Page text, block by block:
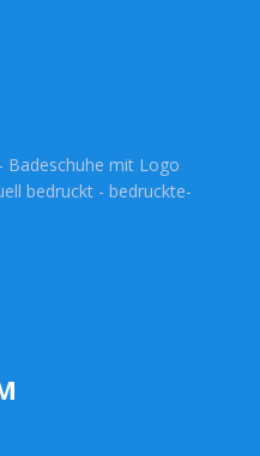
Badeschuhe mit Logo
bedruckt - bedruckte-